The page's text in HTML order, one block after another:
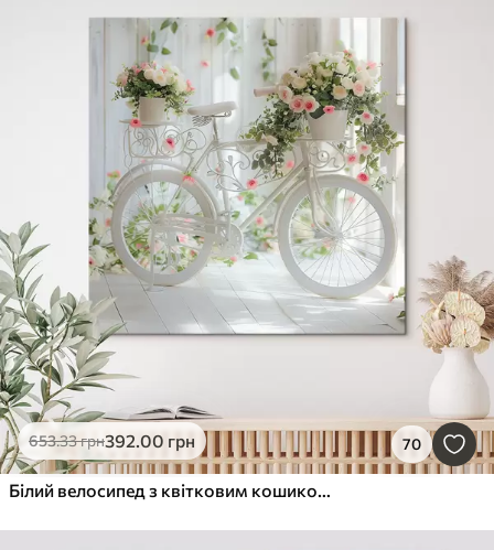
653.33грн392.00 грн 70
Білий велосипед з квітковим кошиком в стилі прованс